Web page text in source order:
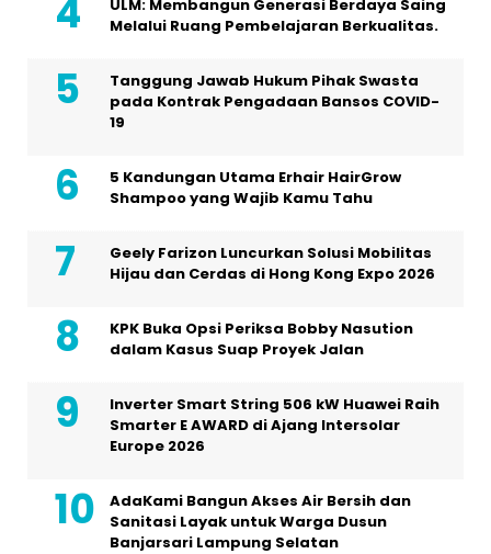
ULM: Membangun Generasi Berdaya Saing
Melalui Ruang Pembelajaran Berkualitas.
Tanggung Jawab Hukum Pihak Swasta
pada Kontrak Pengadaan Bansos COVID-
19
5 Kandungan Utama Erhair HairGrow
Shampoo yang Wajib Kamu Tahu
Geely Farizon Luncurkan Solusi Mobilitas
Hijau dan Cerdas di Hong Kong Expo 2026
KPK Buka Opsi Periksa Bobby Nasution
dalam Kasus Suap Proyek Jalan
Inverter Smart String 506 kW Huawei Raih
Smarter E AWARD di Ajang Intersolar
Europe 2026
AdaKami Bangun Akses Air Bersih dan
Sanitasi Layak untuk Warga Dusun
Banjarsari Lampung Selatan